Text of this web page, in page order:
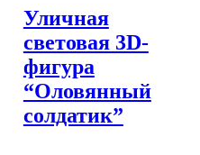
Уличная
световая 3D-
фигура
“Оловянный
солдатик”